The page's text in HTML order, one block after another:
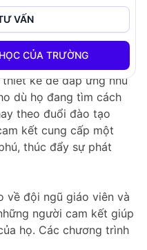
Cao Đẳng Vanwest,
ở những thành phố
Kelowna . Chúng tôi cung
kế để đáp ứng nhu
dù họ đang tìm cách
theo đuổi đào tạo
kết cung cấp một
thúc đẩy sự phát
về đội ngũ giáo viên và
người cam kết giúp
họ. Các chương trình
VẤN
CỦA TRƯỜNG